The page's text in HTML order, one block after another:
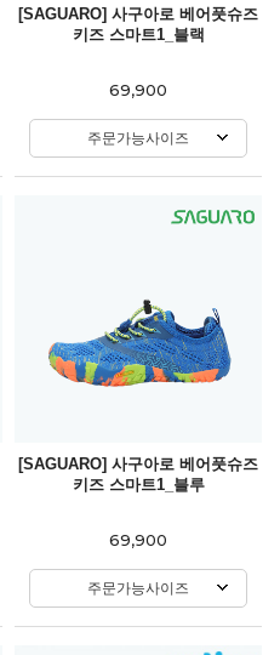
[SAGUARO] 사구아로 베어풋슈즈
키즈 스마트1_블랙
69,900
주문가능사이즈
[SAGUARO] 사구아로 베어풋슈즈
키즈 스마트1_블루
69,900
주문가능사이즈